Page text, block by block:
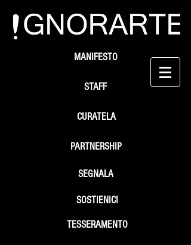
STAFF
SEGNALA
SOSTIENICI
MANIFESTO
PARTNERSHIP
TESSERAMENTO
CURATELA